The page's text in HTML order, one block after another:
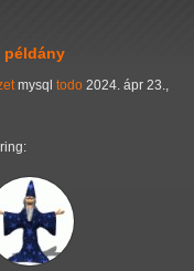
példány
mysql todo 2024. ápr 23.,